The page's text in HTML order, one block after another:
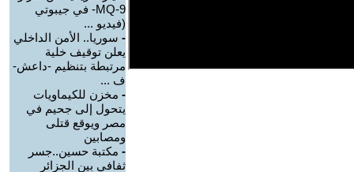
MQ-9- في جيبوتي
(فيديو ...
- سوريا.. الأمن الداخلي
يعلن توقيف خلية
مرتبطة بتنظيم -داعش-
ف ...
- مخزن للكيماويات
يتحول إلى جحيم في
مصر ويوقع قتلى
ومصابين
- مكتبة حسين..جسر
ثفافي بين الجزائر